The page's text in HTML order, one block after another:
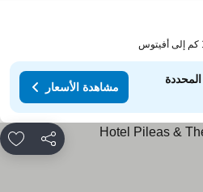
مشاهدة الأسعار
مشاركة